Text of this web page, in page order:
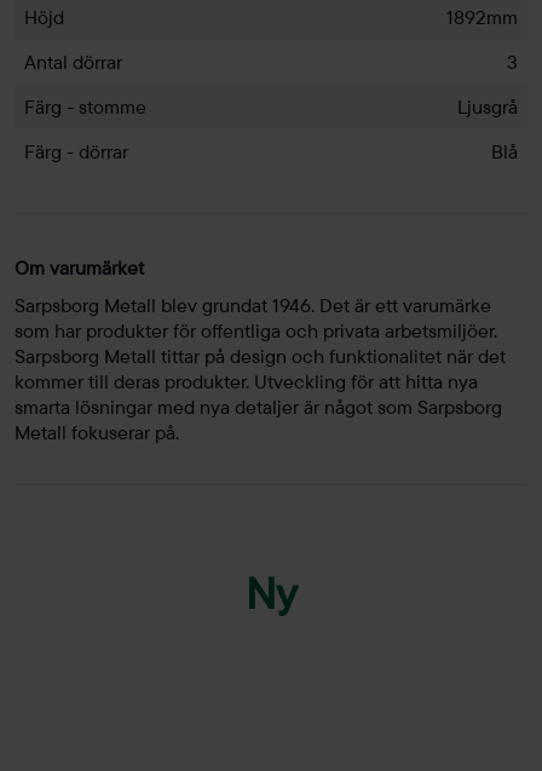
Höjd
1892mm
Antal dörrar
3
Färg - stomme
Ljusgrå
Färg - dörrar
Blå
Om varumärket
Sarpsborg Metall blev grundat 1946. Det är ett varumärke
som har produkter för offentliga och privata arbetsmiljöer.
Sarpsborg Metall tittar på design och funktionalitet när det
kommer till deras produkter. Utveckling för att hitta nya
smarta lösningar med nya detaljer är något som Sarpsborg
Metall fokuserar på.
Ny